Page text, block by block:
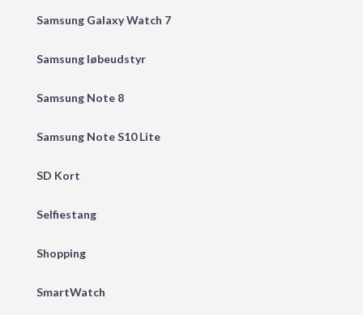
Samsung Galaxy Watch 7
Samsung løbeudstyr
Samsung Note 8
Samsung Note S10 Lite
SD Kort
Selfiestang
Shopping
SmartWatch